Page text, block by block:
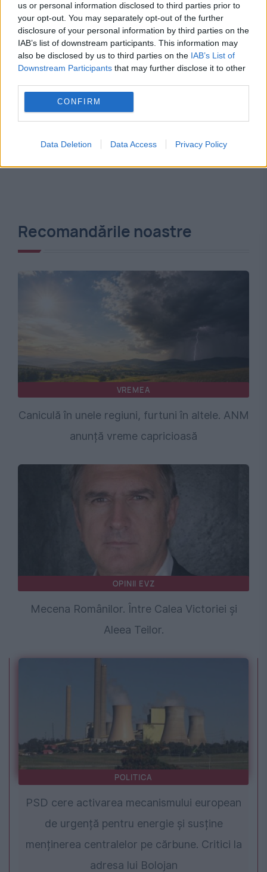
us or personal information disclosed to third parties prior to
your opt-out. You may separately opt-out of the further
disclosure of your personal information by third parties on the
IAB’s list of downstream participants. This information may
also be disclosed by us to third parties on the IAB’s List of
Downstream Participants that may further disclose it to other
CONFIRM
Data Deletion Data Access Privacy Policy
Recomandările noastre
VREMEA
Caniculă în unele regiuni, furtuni în altele. ANM
anunță vreme capricioasă
OPINII EVZ
Mecena Românilor. Între Calea Victoriei și
Aleea Teilor.
POLITICA
PSD cere activarea mecanismului european
de urgență pentru energie și susține
menținerea centralelor pe cărbune. Critici la
adresa lui Bolojan